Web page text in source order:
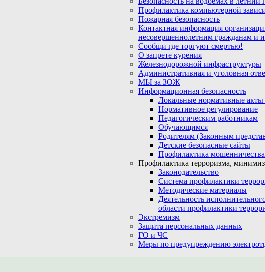
Профилактика компьютерной
Пожарная безопасность
Контактная информация
несовершеннолетним гражданам и
Сообщи где торгуют смертью!
О запрете курения
Железнодорожной инфраструктуры
Административная и уголовная
МЫ за ЗОЖ
Информационная безопасность
Локальные нормативные акты
Нормативное регулирование
Педагогическим работникам
Обучающимся
Родителям (Законным
Детские безопасные сайты
Профилактика мошенничества
Профилактика терроризма,
Законодательство
Система профилактики
Методические материалы
Деятельность
области профилактики
Экстремизм
Защита персональных данных
ГО и ЧС
Меры по предупреждению